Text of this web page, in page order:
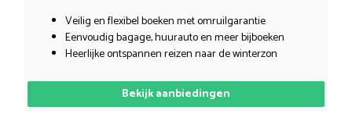
Veilig en flexibel boeken met omruilgarantie
Eenvoudig bagage, huurauto en meer bijboeken
Heerlijke ontspannen reizen naar de winterzon
Bekijk aanbiedingen